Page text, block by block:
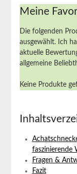
Meine
Die folgenden
ausgewählt. Ich
aktuelle
allgemeine
Keine Produkte
faszinierende
Fragen &
Fazit